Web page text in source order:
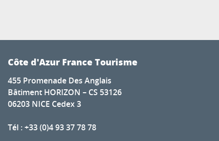
Côte d'Azur France Tourisme
455 Promenade Des Anglais
Bâtiment HORIZON – CS 53126
06203 NICE Cedex 3
Tél : +33 (0)4 93 37 78 78